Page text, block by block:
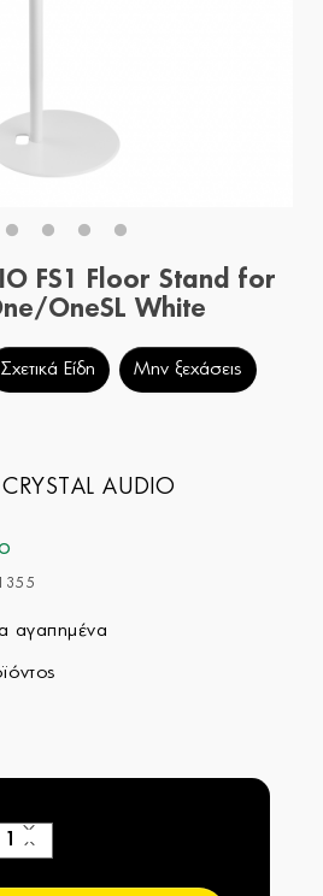
FS1 Floor Stand for
OneSL White
Σχετικά Είδη Μην ξεχάσεις
CRYSTAL AUDIO
αγαπημένα
−
+